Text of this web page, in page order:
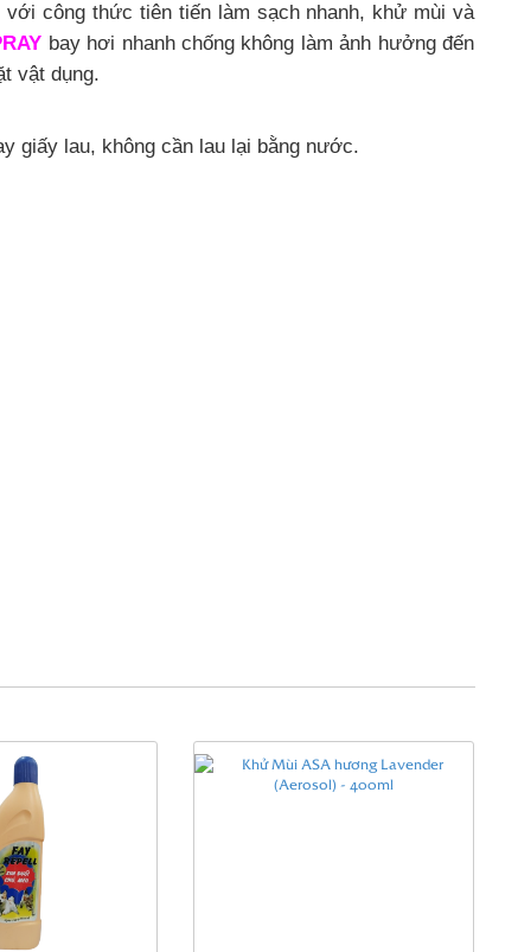
công thức tiên tiến làm sạch nhanh, khử mùi và
bay hơi nhanh chống không làm ảnh hưởng đến
vật dụng.
giấy lau, không cần lau lại bằng nước.